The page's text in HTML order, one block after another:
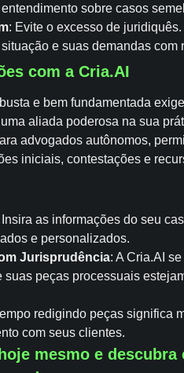
sobre casos
: Evite o excesso de
e suas demandas com
com a Cria.AI
e bem fundamentada
aliada poderosa na sua
advogados autônomos,
iniciais, contestações e
Insira as informações do seu
e personalizados.
Jurisprudência: A Cria.AI
suas peças processuais
redigindo peças significa
com seus clientes.
mesmo e